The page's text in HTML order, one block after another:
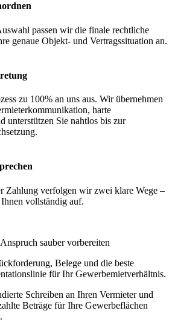
passen wir die finale rechtliche
genaue Objekt- und Vertragssituation an.
zu 100% an uns aus. Wir übernehmen
harte
unterstützen Sie nahtlos bis zur
Zahlung verfolgen wir zwei klare Wege –
vollständig auf.
sauber vorbereiten
Belege und die beste
für Ihr Gewerbemietverhältnis.
Schreiben an Ihren Vermieter und
Beträge für Ihre Gewerbeflächen